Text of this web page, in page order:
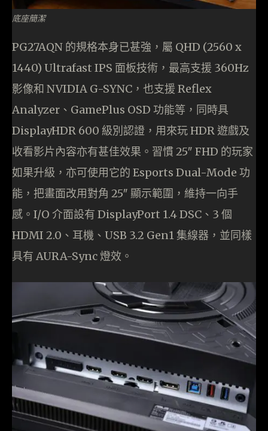
底座簡潔
PG27AQN 的規格本身已甚強，屬 QHD (2560 x
1440) Ultrafast IPS 面板技術，最高支援 360Hz
影像和 NVIDIA G-SYNC，也支援 Reflex
Analyzer、GamePlus OSD 功能等，同時具
DisplayHDR 600 級別認證，用來玩 HDR 遊戲及
收看影片內容亦有甚佳效果。習慣 25″ FHD 的玩家
如果升級，亦可使用它的 Esports Dual-Mode 功
能，把畫面改用對角 25″ 顯示範圍，維持一向手
感。I/O 介面設有 DisplayPort 1.4 DSC、3 個
HDMI 2.0、耳機、USB 3.2 Gen1 集線器，並同樣
具有 AURA-Sync 燈效。